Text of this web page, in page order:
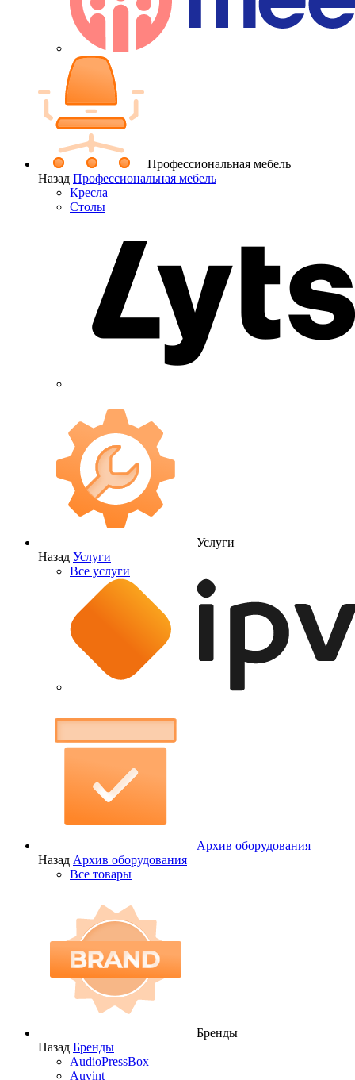
Профессиональная мебель
Назад Профессиональная мебель
Кресла
Столы
Услуги
Назад Услуги
Все услуги
Архив оборудования
Назад Архив оборудования
Все товары
Бренды
Назад Бренды
AudioPressBox
Auvint